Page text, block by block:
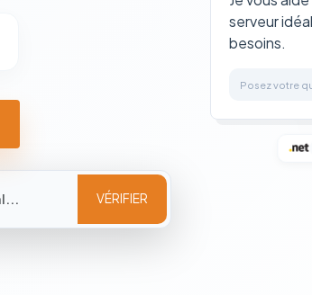
VÉRIFIER
serveur
besoins.
Posez votre